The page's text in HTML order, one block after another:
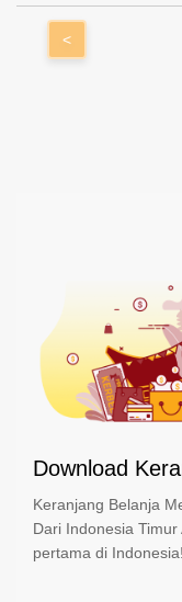
<
Download
Keranjang Belanja
Dari Indonesia
pertama di